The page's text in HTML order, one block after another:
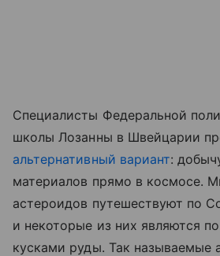
Специалисты Федеральной
школы Лозанны в Швейцарии
альтернативный вариант:
материалов прямо в космосе.
астероидов путешествуют по
и некоторые из них являются
кусками руды. Так называемые